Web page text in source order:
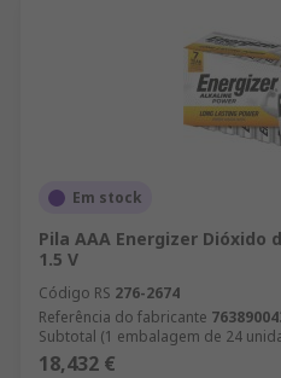
Em stock
Pila AAA Energizer Dióxido
1.5 V
Código RS 276-2674
Referência do fabricante
Subtotal (1 embalagem de 24
18,432 €